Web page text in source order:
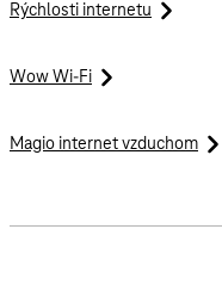
Rýchlosti internetu
Wow Wi-Fi
Magio internet vzduchom